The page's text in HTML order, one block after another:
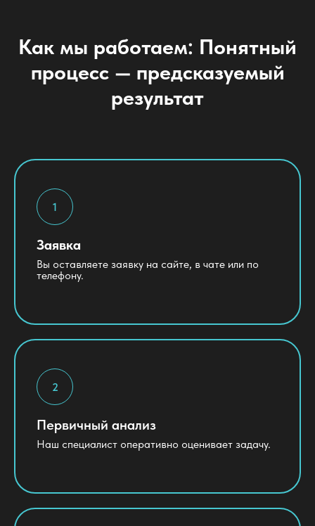
Как мы работаем: Понятный
процесс — предсказуемый
результат
Заявка
Вы оставляете заявку на сайте, в чате или по
телефону.
Первичный анализ
Наш специалист оперативно оценивает задачу.